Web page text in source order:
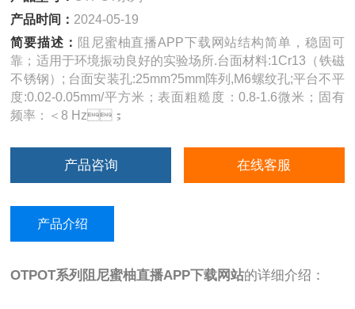
产品时间： 2024-05-19
简要描述： 阻尼蜜柚直播APP下载网站结构简单，稳固可
靠；适用于环境振动良好的实验场所.台面材料:1Cr13（铁磁
不锈钢）; 台面安装孔:25mm?5mm阵列,M6螺纹孔;平台不平
度:0.02-0.05mm/平方米；表面粗糙度：0.8-1.6微米；固有
频率：＜8 Hz；
产品咨询 在线客服
产品介绍
OTPOT系列 阻尼蜜柚直播APP下载网站的详细介绍：